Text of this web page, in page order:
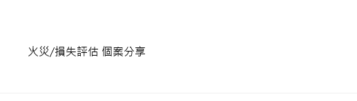
火災/損失評估 個案分享